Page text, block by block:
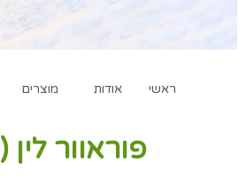
ראשי אודות מוצרים
פוראוור לין (289) Forever lean